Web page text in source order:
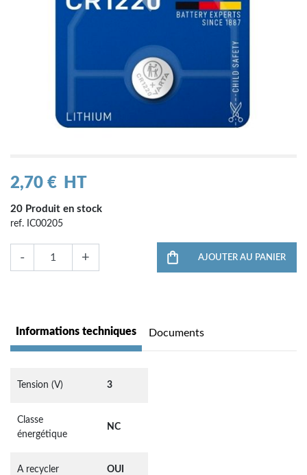
2,70 € HT
20 Produit en stock
ref. IC00205
- + AJOUTER AU PANIER
Informations techniques Documents
Tension (V) 3
Classe
énergétique
NC
A recycler OUI